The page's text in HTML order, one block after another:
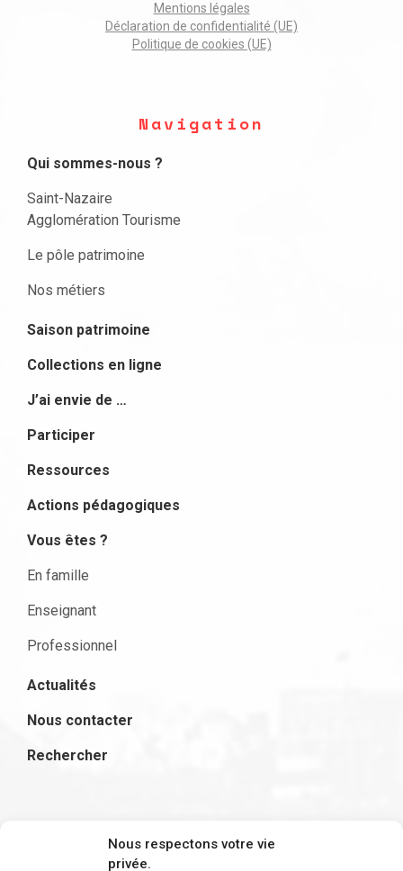
Nous respectons votre vie
privée.
Mentions légales
Déclaration de confidentialité (UE)
Politique de cookies (UE)
Navigation
Qui sommes-nous ?
Saint-Nazaire
Agglomération Tourisme
Le pôle patrimoine
Nos métiers
Saison patrimoine
Collections en ligne
J’ai envie de …
Participer
Ressources
Actions pédagogiques
Vous êtes ?
En famille
Enseignant
Professionnel
Actualités
Nous contacter
Rechercher
S'inscrire à la newsletter